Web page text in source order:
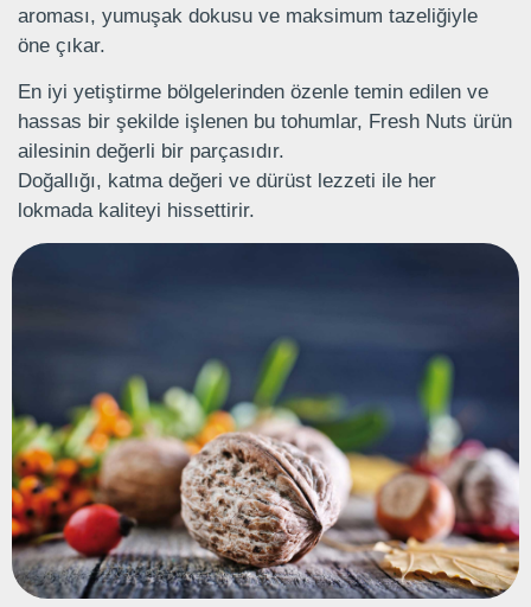
aroması, yumuşak dokusu ve maksimum tazeliğiyle
öne çıkar.
En iyi yetiştirme bölgelerinden özenle temin edilen ve
hassas bir şekilde işlenen bu tohumlar, Fresh Nuts ürün
ailesinin değerli bir parçasıdır.
Doğallığı, katma değeri ve dürüst lezzeti ile her
lokmada kaliteyi hissettirir.